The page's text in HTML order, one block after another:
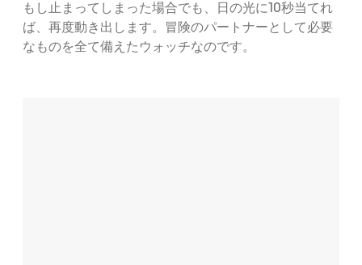
もし止まってしまった場合でも、日の光に10秒当てれ
ば、再度動き出します。冒険のパートナーとして必要
なものを全て備えたウォッチなのです。